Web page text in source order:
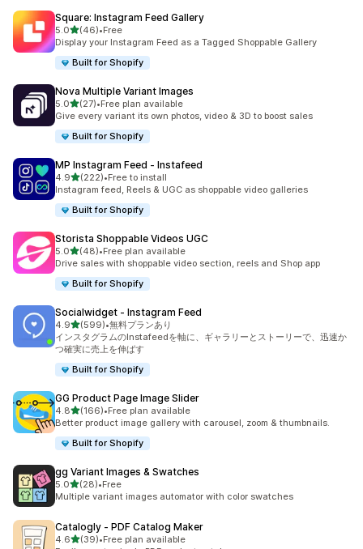
Square: Instagram Feed Gallery
5.05つ星中
(46)
合計レビュー数：46件
•Free
Display your Instagram Feed as a Tagged Shoppable Gallery
Built for Shopify
Nova Multiple Variant Images
5.05つ星中
(27)
合計レビュー数：27件
•Free plan available
Give every variant its own photos, video & 3D to boost sales
Built for Shopify
MP Instagram Feed ‑ Instafeed
4.95つ星中
(222)
合計レビュー数：222件
•Free to install
Instagram feed, Reels & UGC as shoppable video galleries
Built for Shopify
Storista Shoppable Videos UGC
5.05つ星中
(48)
合計レビュー数：48件
•Free plan available
Drive sales with shoppable video section, reels and Shop app
Built for Shopify
Socialwidget ‑ Instagram Feed
4.95つ星中
(599)
合計レビュー数：599件
•無料プランあり
インスタグラムのInstafeedを軸に、ギャラリーとストーリーで、迅速か
つ確実に売上を伸ばす
Built for Shopify
GG Product Page Image Slider
4.85つ星中
(166)
合計レビュー数：166件
•Free plan available
Better product image gallery with carousel, zoom & thumbnails.
Built for Shopify
gg Variant Images & Swatches
5.05つ星中
(28)
合計レビュー数：28件
•Free
Multiple variant images automator with color swatches
Catalogly ‑ PDF Catalog Maker
4.65つ星中
(39)
合計レビュー数：39件
•Free plan available